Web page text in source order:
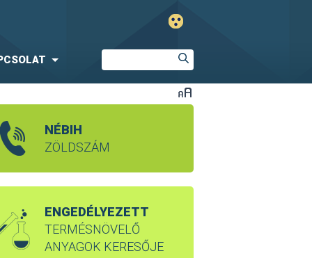
NÉBIH
ZÖLDSZÁM
ENGEDÉLYEZETT
TERMÉSNÖVELŐ
ANYAGOK KERESŐJE